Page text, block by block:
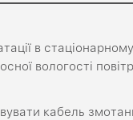
в
вологості
кабель